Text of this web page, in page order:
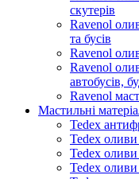
скутерів
Ravenol
та бусів
Ravenol
Ravenol
автобусів,
Ravenol
Мастильні
Tedex
Tedex
Tedex
Tedex